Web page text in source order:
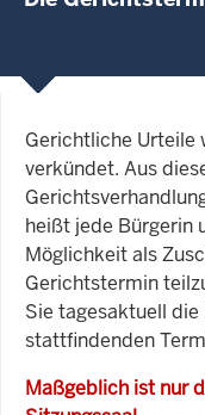
Gerichtliche Urteile
verkündet. Aus
heißt jede Bürgerin
Möglichkeit als
Gerichtstermin
Sie tagesaktuell
stattfindenden
Maßgeblich ist nur